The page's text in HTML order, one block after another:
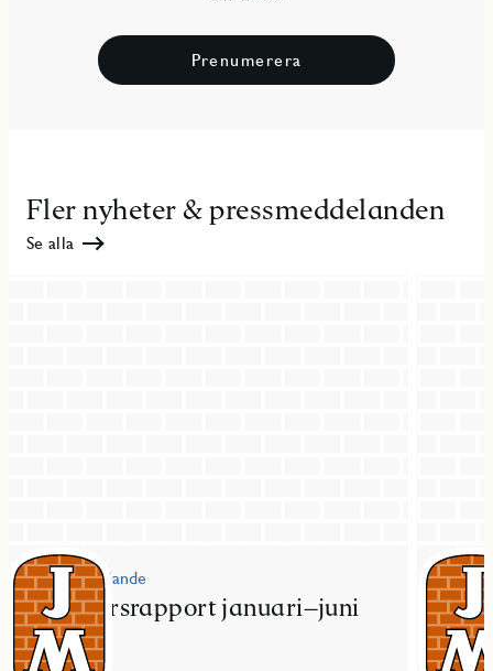
Prenumerera
Fler nyheter & pressmeddelanden
Se alla
Pressmeddelande
JM delårsrapport januari–juni
2026
JM